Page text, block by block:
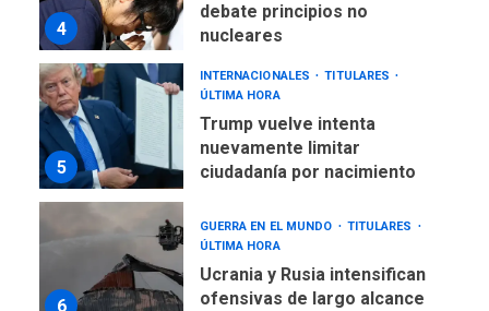
4
debate principios no
nucleares
5
INTERNACIONALES
TITULARES
ÚLTIMA HORA
Trump vuelve intenta
nuevamente limitar
ciudadanía por nacimiento
6
GUERRA EN EL MUNDO
TITULARES
ÚLTIMA HORA
Ucrania y Rusia intensifican
ofensivas de largo alcance